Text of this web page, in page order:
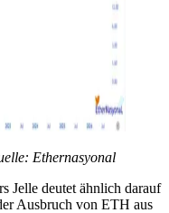
Ethernasyonal
Jelle deutet ähnlich darauf
Ausbruch von ETH aus